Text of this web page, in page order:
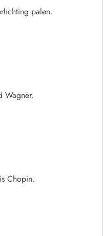
palen.
Wagner.
Chopin.